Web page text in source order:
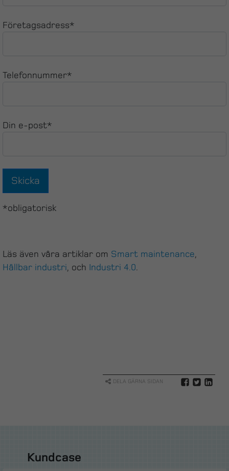
Företagsadress*
Telefonnummer*
Din e-post*
*obligatorisk
Läs även våra artiklar om Smart maintenance
Hållbar industri , och Industri 4.0
DELA GÄRNA SIDAN
Kundcase